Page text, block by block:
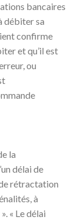
bancaires
débiter sa
confirme
et qu’il est
ou
la
délai de
rétractation
à
« Le délai